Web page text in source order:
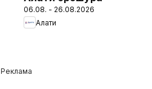
06.08. - 26.08.2026
Алати
Реклама